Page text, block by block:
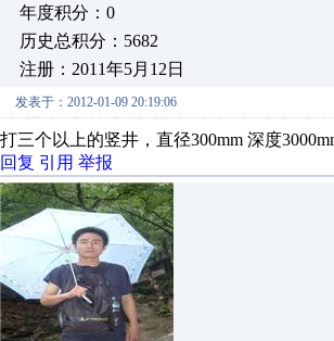
年度积分：0
历史总积分：5682
注册：2011年5月12日
发表于：2012-01-09 20:19:06
打三个以上的竖井，直径300mm 深度
回复 引用 举报